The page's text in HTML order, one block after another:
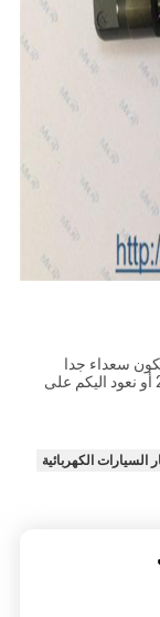
سعداء جدا
لمساعدتك. وسوف نعود اليكم في غضون ساعات 24 أو نعود اليكم على
الكهربائية